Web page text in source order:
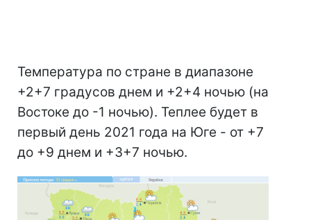
Температура по стране в диапазоне
+2+7 градусов днем и +2+4 ночью (на
Востоке до -1 ночью). Теплее будет в
первый день 2021 года на Юге - от +7
до +9 днем и +3+7 ночью.